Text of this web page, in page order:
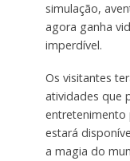
simulação,
agora ganha
imperdível.
Os visitantes
atividades que
entretenimento
estará
a magia do